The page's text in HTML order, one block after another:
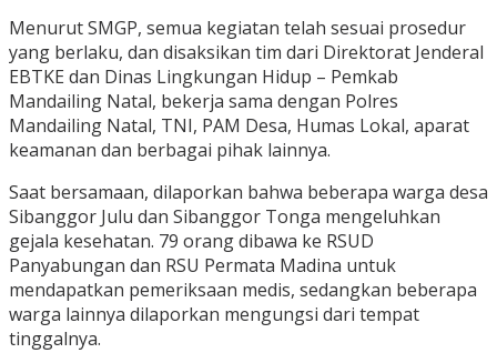
Menurut SMGP, semua kegiatan telah sesuai prosedur
yang berlaku, dan disaksikan tim dari Direktorat Jenderal
EBTKE dan Dinas Lingkungan Hidup – Pemkab
Mandailing Natal, bekerja sama dengan Polres
Mandailing Natal, TNI, PAM Desa, Humas Lokal, aparat
keamanan dan berbagai pihak lainnya.
Saat bersamaan, dilaporkan bahwa beberapa warga desa
Sibanggor Julu dan Sibanggor Tonga mengeluhkan
gejala kesehatan. 79 orang dibawa ke RSUD
Panyabungan dan RSU Permata Madina untuk
mendapatkan pemeriksaan medis, sedangkan beberapa
warga lainnya dilaporkan mengungsi dari tempat
tinggalnya.